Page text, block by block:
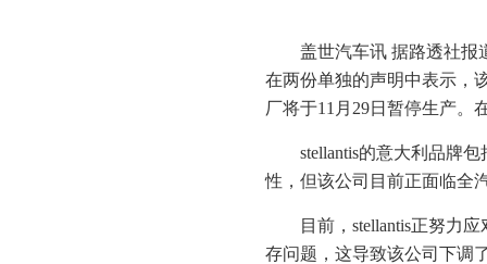
盖世汽车讯 据路透社报
在两份单独的声明中表示，
厂将于11月29日暂停生产。
stellantis的意大利品牌
性，但该公司目前正面临全
目前，stellantis正努力
存问题，这导致该公司下调